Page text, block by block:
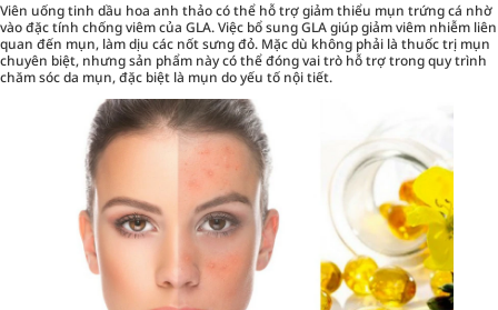
Viên uống tinh dầu hoa anh thảo có thể hỗ trợ giảm thiểu mụn trứng cá nhờ
vào đặc tính chống viêm của GLA. Việc bổ sung GLA giúp giảm viêm nhiễm liên
quan đến mụn, làm dịu các nốt sưng đỏ. Mặc dù không phải là thuốc trị mụn
chuyên biệt, nhưng sản phẩm này có thể đóng vai trò hỗ trợ trong quy trình
chăm sóc da mụn, đặc biệt là mụn do yếu tố nội tiết.